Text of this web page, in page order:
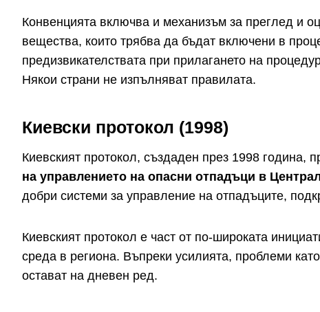
Конвенцията включва и механизъм за преглед и
вещества, които трябва да бъдат включени в
предизвикателствата при прилагането на
Някои страни не изпълняват правилата.
Киевски протокол (1998)
Киевският протокол, създаден през 1998 година,
на управлението на опасни отпадъци в
добри системи за управление на отпадъците,
Киевският протокол е част от по-широката
среда в региона. Въпреки усилията, проблеми
остават на дневен ред.